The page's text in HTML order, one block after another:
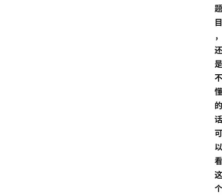
题
目
，
还
是
不
懂
的
话
可
以
看
这
个